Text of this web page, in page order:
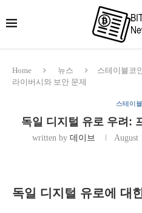
Home 뉴스 스테이블코
라이버시와 보안 문제
스테이
독일 디지털 유로 우려:
written by 데이브 August
독일 디지털 유로에 대